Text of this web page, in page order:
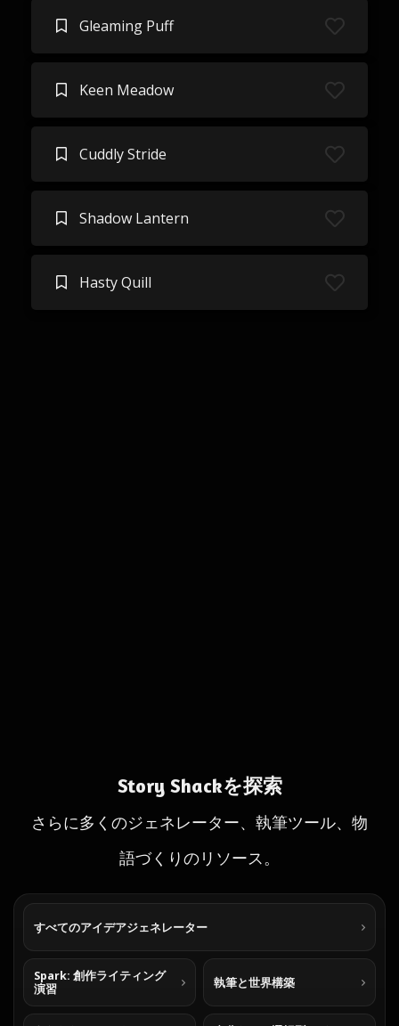
Gleaming Puff
Keen Meadow
Cuddly Stride
Shadow Lantern
Hasty Quill
Story Shackを探索
さらに多くのジェネレーター、執筆ツール、物
語づくりのリソース。
すべてのアイデアジェネレーター
Spark: 創作ライティング
演習
執筆と世界構築